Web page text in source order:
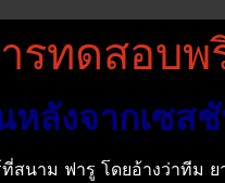
รทดสอบ
หลังจากเซส
สนาม ฟารู โดยอ้างว่าทีม